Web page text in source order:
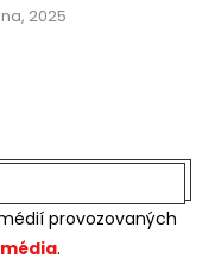
2025
provozovaných
.